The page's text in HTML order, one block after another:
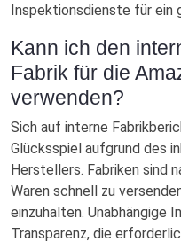
Inspektionsdienste für ein
Kann ich den
Fabrik für die
verwenden?
Sich auf interne
Glücksspiel aufgrund des
Herstellers. Fabriken sind
Waren schnell zu
einzuhalten. Unabhängige
Transparenz, die